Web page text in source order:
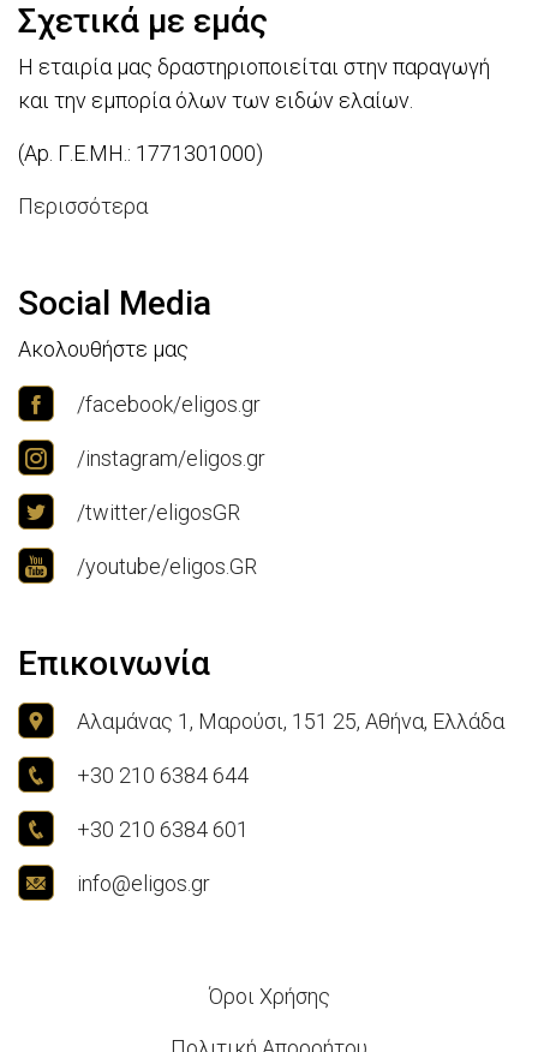
Σχετικά με εμάς
Η εταιρία μας δραστηριοποιείται στην παραγωγή
και την εμπορία όλων των ειδών ελαίων.
(Ap. Γ.Ε.ΜΗ.: 1771301000)
Περισσότερα
Social Media
Ακολουθήστε μας
/facebook/eligos.gr
/instagram/eligos.gr
/twitter/eligosGR
/youtube/eligos.GR
Επικοινωνία
Αλαμάνας 1, Μαρούσι, 151 25, Αθήνα, Ελλάδα
+30 210 6384 644
+30 210 6384 601
info@eligos.gr
Όροι Χρήσης